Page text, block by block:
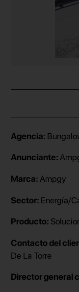
Agencia:
Anunciante:
Marca: Ampgy
Sector: Energía/
Producto:
Contacto del
De La Torre
Director general